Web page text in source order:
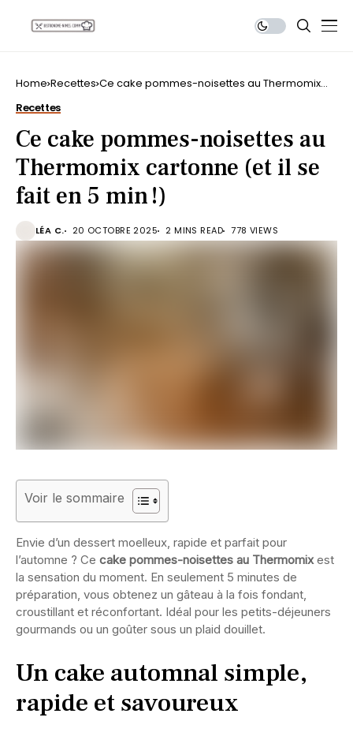
Home Recettes Ce cake pommes-noisettes au Thermomix
Recettes
Ce cake pommes-noisettes au
Thermomix cartonne (et il se
fait en 5 min !)
LÉA C. 20 OCTOBRE 2025 2 MINS READ 778 VIEWS
Voir le sommaire
Envie d’un dessert moelleux, rapide et parfait pour
l’automne ? Ce cake pommes-noisettes au Thermomixest
la sensation du moment. En seulement 5 minutes de
préparation, vous obtenez un gâteau à la fois fondant,
croustillant et réconfortant. Idéal pour les petits-déjeuners
gourmands ou un goûter sous un plaid douillet.
Un cake automnal simple,
rapide et savoureux